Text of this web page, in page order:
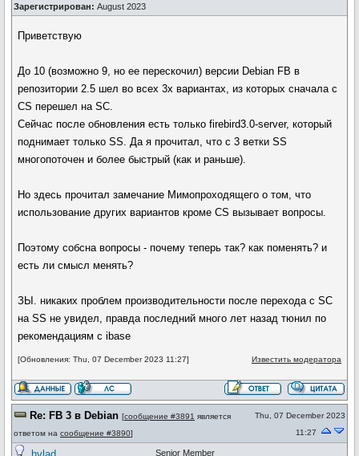
Зарегистрирован: August 2023
Приветствую
До 10 (возможно 9, но ее перескочил) версии Debian FB в
репозитории 2.5 шел во всех 3х вариантах, из которых сначала с
CS перешел на SC.
Сейчас после обновления есть только firebird3.0-server, который
поднимает только SS. Да я прочитал, что с 3 ветки SS
многопоточен и более быстрый (как и раньше).
Но здесь прочитал замечание Мимопроходящего о том, что
использование других вариантов кроме CS вызывает вопросы.
Поэтому собсна вопросы - почему теперь так? как поменять? и
есть ли смысл менять?
ЗЫ. никаких проблем производительности после перехода с SC
на SS не увидел, правда последний много лет назад тюнил по
рекомендациям с ibase
[Обновления: Thu, 07 December 2023 11:27] Известить модератора
Re: FB 3 в Debian [сообщение #3891 является
ответом на сообщение #3890]
Thu, 07 December 2023
11:27
Senior Member